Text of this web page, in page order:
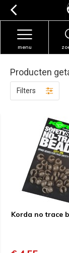
menu
Producten
Filters
Korda no trace